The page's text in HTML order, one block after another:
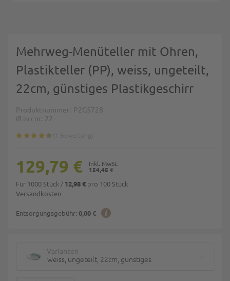
Mehrweg-Menüteller mit Ohren,
Plastikteller (PP), weiss, ungeteilt,
22cm, günstiges Plastikgeschirr
Produktnummer P2G5728
Ø in cm
22
Versandkosten
Entsorgungsgebühr: 0,00 €
154,45 €
129,79 €
Für 1000 Stück / 12,98 € pro 100 Stück
Varianten
weiss, ungeteilt, 22cm, günstiges